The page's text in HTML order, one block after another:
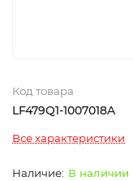
Код товара
LF479Q1-1007018A
Все характеристики
В наличии